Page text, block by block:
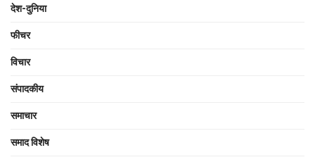
देश-दुनिया
फीचर
विचार
संपादकीय
समाचार
समाद विशेष